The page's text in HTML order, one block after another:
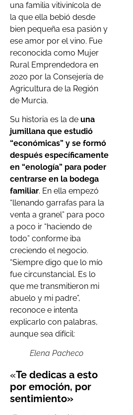
una familia vitivinícola de
la que ella bebió desde
bien pequeña esa pasión y
ese amor por el vino. Fue
reconocida como Mujer
Rural Emprendedora en
2020 por la Consejería de
Agricultura de la Región
de Murcia.
Su historia es la de una
jumillana que estudió
“económicas” y se formó
después específicamente
en “enología” para poder
centrarse en la bodega
familiar. En ella empezó
“llenando garrafas para la
venta a granel” para poco
a poco ir “haciendo de
todo” conforme iba
creciendo el negocio.
“Siempre digo que lo mío
fue circunstancial. Es lo
que me transmitieron mi
abuelo y mi padre”,
reconoce e intenta
explicarlo con palabras,
aunque sea difícil:
Elena Pacheco
«Te dedicas a esto
por emoción, por
sentimiento»